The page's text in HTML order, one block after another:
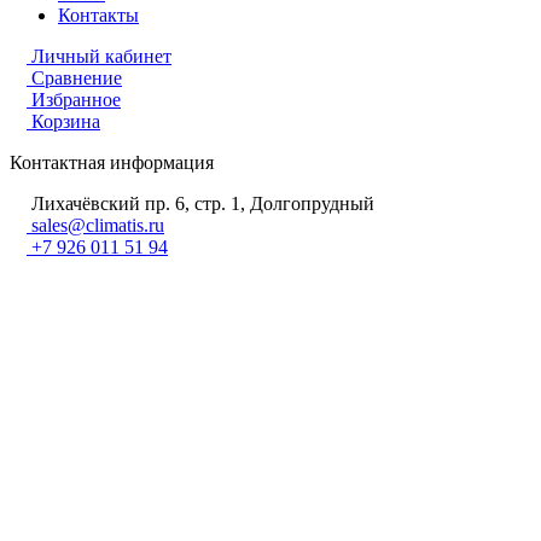
Контакты
Личный кабинет
Сравнение
Избранное
Корзина
Контактная информация
Лихачёвский пр. 6, стр. 1, Долгопрудный
sales@climatis.ru
+7 926 011 51 94